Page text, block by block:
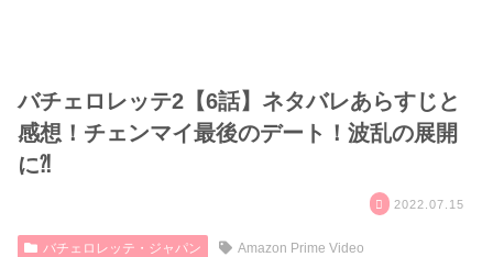
バチェロレッテ2【6話】ネタバレあらすじと
感想！チェンマイ最後のデート！波乱の展開
に⁈
2022.07.15
バチェロレッテ・ジャパン
Amazon Prime Video